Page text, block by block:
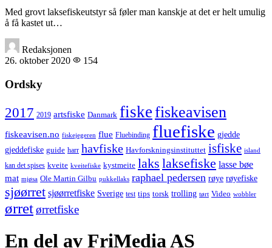
Med grovt laksefiskeutstyr så føler man kanskje at det er helt umulig
å få kastet ut…
Redaksjonen
26. oktober 2020
154
Ordsky
2017 2019 artsfiske Danmark fiskefiskeavisen
fiskeavisen.no fiskejegeren flue Fluebinding fluefiske gjedde
gjeddefiske guide harr havfiske Havforskningsinstituttet isfiske island
kan det spises kveite kveitefiske kystmeite laks laksefiske lasse bøe
mat mjøsa Ole Martin Gilbu pukkellaks raphael pedersen røye røyefiske
sjøørret sjøørretfiske Sverige test tips torsk trolling tørt Video wobbler
ørretørretfiske
En del av FriMedia AS